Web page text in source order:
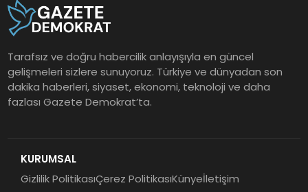
Tarafsız ve doğru habercilik anlayışıyla en güncel
gelişmeleri sizlere sunuyoruz. Türkiye ve dünyadan son
dakika haberleri, siyaset, ekonomi, teknoloji ve daha
fazlası Gazete Demokrat’ta.
KURUMSAL
Gizlilik PolitikasıÇerez PolitikasıKünyeİletişim